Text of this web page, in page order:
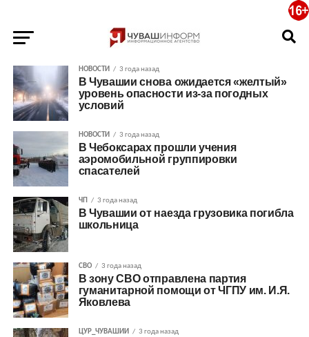
НОВОСТИ 3 года назад
В Чувашии снова ожидается «желтый»
уровень опасности из-за погодных
условий
НОВОСТИ 3 года назад
В Чебоксарах прошли учения
аэромобильной группировки
спасателей
ЧП 3 года назад
В Чувашии от наезда грузовика погибла
школьница
СВО 3 года назад
В зону СВО отправлена партия
гуманитарной помощи от ЧГПУ им. И.Я.
Яковлева
ЦУР_ЧУВАШИИ 3 года назад